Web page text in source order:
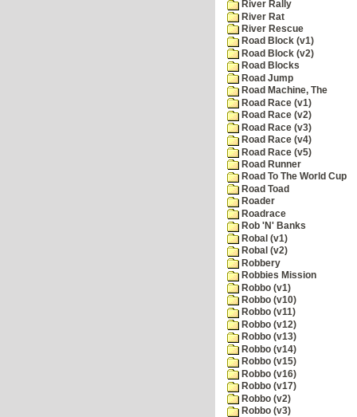
River Rally
River Rat
River Rescue
Road Block (v1)
Road Block (v2)
Road Blocks
Road Jump
Road Machine, The
Road Race (v1)
Road Race (v2)
Road Race (v3)
Road Race (v4)
Road Race (v5)
Road Runner
Road To The World Cup
Road Toad
Roader
Roadrace
Rob 'N' Banks
Robal (v1)
Robal (v2)
Robbery
Robbies Mission
Robbo (v1)
Robbo (v10)
Robbo (v11)
Robbo (v12)
Robbo (v13)
Robbo (v14)
Robbo (v15)
Robbo (v16)
Robbo (v17)
Robbo (v2)
Robbo (v3)